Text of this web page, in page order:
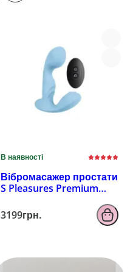
В наявності
Вібромасажер простати
S Pleasures Premium
рельєфом, 10 режимів
вібрації
3199грн.